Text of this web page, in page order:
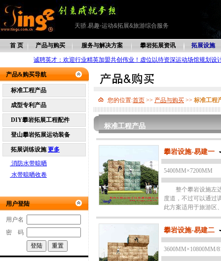
天骄.易趣-运动&拓展&旅游综合服务
首 页 产品与购买 服务与解决方案 攀岩拓展资讯 拓展设施
诚聘英才：欢迎行业精英加盟共创伟业！虚位以待资深运动场馆规划
产品&购买导航
标准工程产品
成型专利产品
DIY攀岩拓展工程配件
登山攀岩拓展运动装备
拓展训练设施更多
消防水带晾晒
水带晾晒收卷
用户登陆
用户名
密 码
您的位置:首页 >> 产品与购买 >> 标准工程
标准工程产品
攀岩设施-易建一
5400MM×7200MM
整个攀岩设施左边
度道，不过可以通过
此方案适用于旅游区
攀岩设施-易建二
3600MM×10800MM/